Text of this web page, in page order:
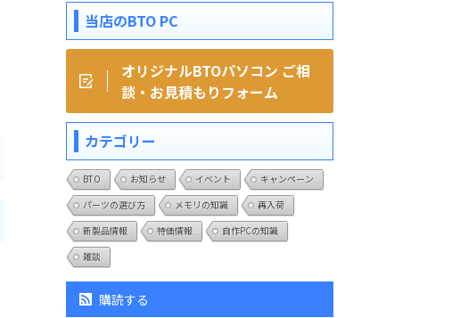
当店のBTO PC
オリジナルBTOパソコン ご相
談・お見積もりフォーム
カテゴリー
BTO お知らせ イベント
キャンペーン
パーツの選び方
メモリの知識
再入荷
新製品情報
特価情報
自作PCの知識
雑談
購読する